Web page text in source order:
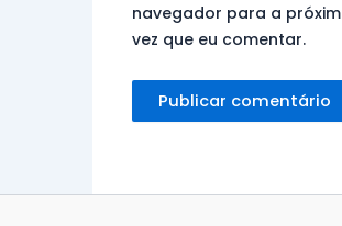
navegador para a
vez que eu comentar.